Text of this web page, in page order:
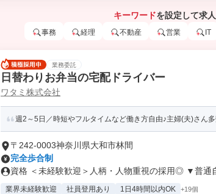
キーワードを設定して求
事務 経理 不動産 営業 IT
業務委託
日替わりお弁当の宅配ドライバー
ワタミ株式会社
週2～5日／時短やフルタイムなど働き方自由♪主婦(夫)さん
〒242-0003神奈川県大和市林間
完全歩合制
資格 ＜未経験歓迎＞人柄・人物重視の採用◎ ▼普通
業界未経験歓迎 社員登用あり 1日4時間以内OK +19個